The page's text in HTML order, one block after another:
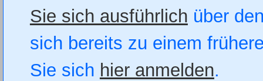
Sie sich ausführlich über
sich bereits zu einem
Sie sich hier anmelden.